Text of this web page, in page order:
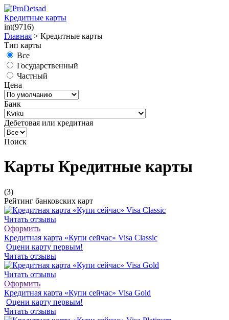
Кредитные карты
int(9716)
Главная > Кредитные карты
Тип карты
Все
Государственный
Частный
Цена
Банк
Дебетовая или кредитная
Поиск
Карты Кредитные карты
(3)
Рейтинг банковских карт
Читать отзывы
Оформить
Кредитная карта «Купи сейчас» Visa Classic
Оцени карту первым!
Читать отзывы
Читать отзывы
Оформить
Кредитная карта «Купи сейчас» Visa Gold
Оцени карту первым!
Читать отзывы